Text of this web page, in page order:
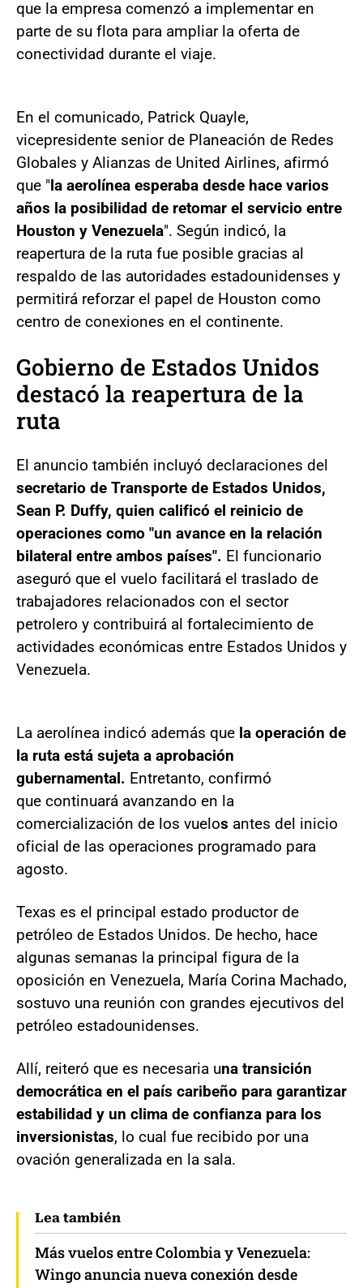
que la empresa comenzó a implementar en
parte de su flota para ampliar la oferta de
conectividad durante el viaje.
En el comunicado, Patrick Quayle,
vicepresidente senior de Planeación de Redes
Globales y Alianzas de United Airlines, afirmó
que "la aerolínea esperaba desde hace varios
años la posibilidad de retomar el servicio entre
Houston y Venezuela". Según indicó, la
reapertura de la ruta fue posible gracias al
respaldo de las autoridades estadounidenses y
permitirá reforzar el papel de Houston como
centro de conexiones en el continente.
Gobierno de Estados Unidos
destacó la reapertura de la
ruta
El anuncio también incluyó declaraciones del
secretario de Transporte de Estados Unidos,
Sean P. Duffy, quien calificó el reinicio de
operaciones como "un avance en la relación
bilateral entre ambos países". El funcionario
aseguró que el vuelo facilitará el traslado de
trabajadores relacionados con el sector
petrolero y contribuirá al fortalecimiento de
actividades económicas entre Estados Unidos y
Venezuela.
La aerolínea indicó además que la operación de
la ruta está sujeta a aprobación
gubernamental. Entretanto, confirmó
que continuará avanzando en la
comercialización de los vuelos antes del inicio
oficial de las operaciones programado para
agosto.
Texas es el principal estado productor de
petróleo de Estados Unidos. De hecho, hace
algunas semanas la principal figura de la
oposición en Venezuela, María Corina Machado,
sostuvo una reunión con grandes ejecutivos del
petróleo estadounidenses.
Allí, reiteró que es necesaria una transición
democrática en el país caribeño para garantizar
estabilidad y un clima de confianza para los
inversionistas, lo cual fue recibido por una
ovación generalizada en la sala.
Lea también
Más vuelos entre Colombia y Venezuela:
Wingo anuncia nueva conexión desde